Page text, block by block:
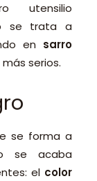
utensilio
se trata a
en sarro
serios.
se forma a
se acaba
el color